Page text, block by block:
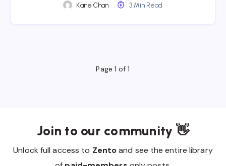
Kane Chan 3 Min Read
Page 1 of 1
Join to our community 👋
Unlock full access to Zentoand see the entire library